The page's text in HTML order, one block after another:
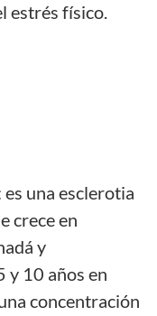
estrés físico.
una esclerotia
crece en
y
y 10 años en
concentración